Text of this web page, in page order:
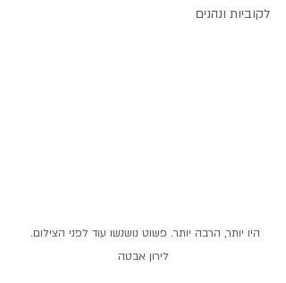
לקוביות ונהנים
היו יותר, הרבה יותר. פשוט נושנשו עוד לפני הצילום.
לירון אבטה